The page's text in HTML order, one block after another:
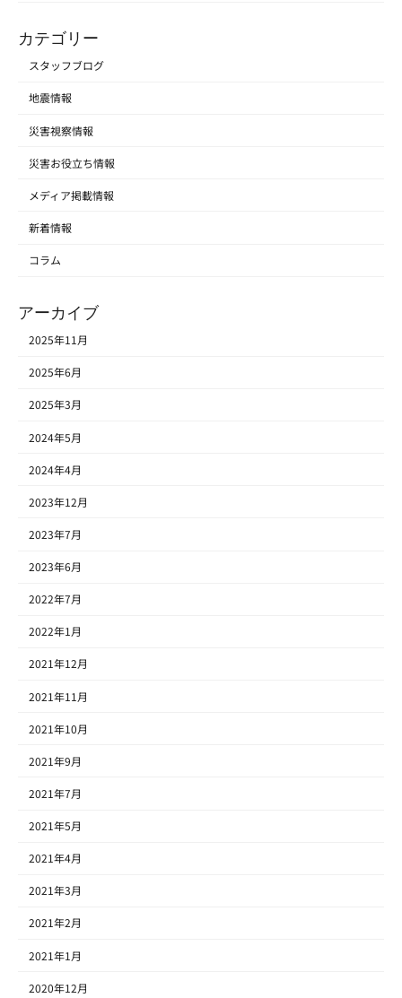
カテゴリー
スタッフブログ
地震情報
災害視察情報
災害お役立ち情報
メディア掲載情報
新着情報
コラム
アーカイブ
2025年11月
2025年6月
2025年3月
2024年5月
2024年4月
2023年12月
2023年7月
2023年6月
2022年7月
2022年1月
2021年12月
2021年11月
2021年10月
2021年9月
2021年7月
2021年5月
2021年4月
2021年3月
2021年2月
2021年1月
2020年12月